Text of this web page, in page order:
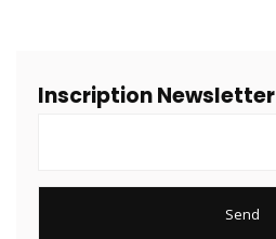
Inscription Newsletter